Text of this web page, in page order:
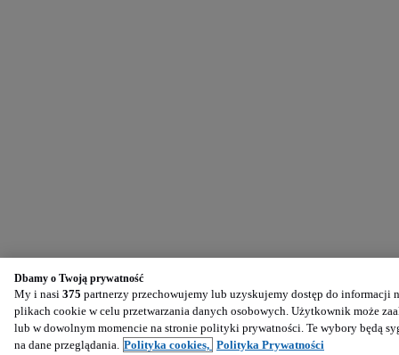
Dbamy o Twoją prywatność
My i nasi 375 partnerzy przechowujemy lub uzyskujemy dostęp do
plikach cookie w celu przetwarzania danych osobowych. Użytkownik może
lub w dowolnym momencie na stronie polityki prywatności. Te wybory będą
na dane przeglądania. Polityka cookies, Polityka Prywatności